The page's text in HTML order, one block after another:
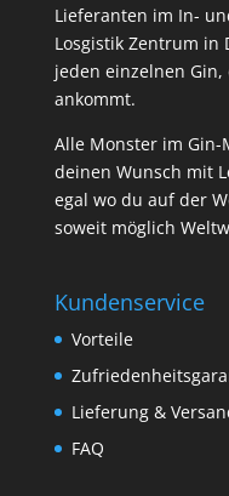
Lieferanten im In-
Losgistik Zentrum in
jeden einzelnen
ankommt.
Alle Monster im
deinen Wunsch mit
egal wo du auf der
soweit möglich
Kundenservice
Vorteile
Lieferung &
FAQ